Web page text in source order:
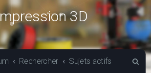
3D
Rechercher Sujets actifs